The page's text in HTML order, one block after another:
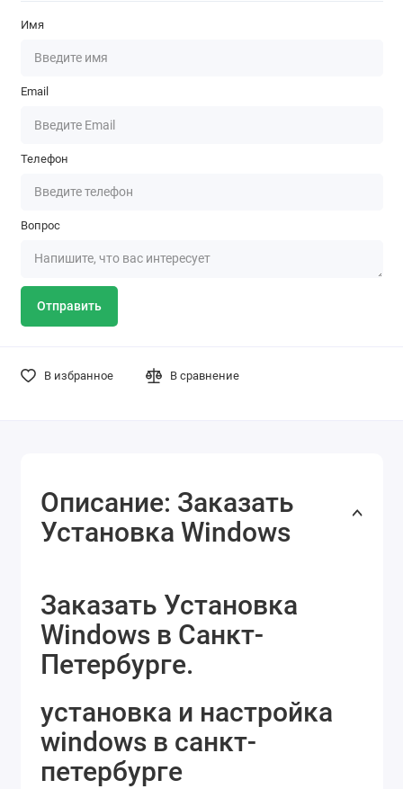
Имя
Email
Телефон
Вопрос
Отправить
В избранное В сравнение
Описание: Заказать
Установка Windows
Заказать Установка
Windows в Санкт-
Петербурге.
установка и настройка
windows в санкт-
петербурге